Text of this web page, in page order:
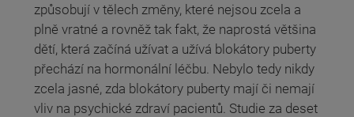
způsobují v tělech změny, které nejsou zcela a
plně vratné a rovněž tak fakt, že naprostá většina
dětí, která začíná užívat a užívá blokátory puberty
přechází na hormonální léčbu. Nebylo tedy nikdy
zcela jasné, zda blokátory puberty mají či nemají
vliv na psychické zdraví pacientů. Studie za deset